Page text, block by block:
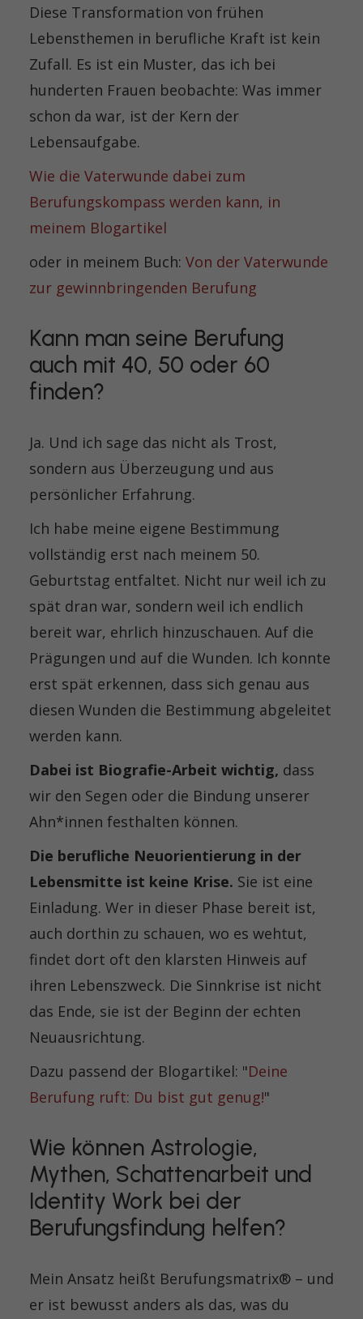
Diese Transformation von frühen
Lebensthemen in berufliche Kraft ist kein
Zufall. Es ist ein Muster, das ich bei
hunderten Frauen beobachte: Was immer
schon da war, ist der Kern der
Lebensaufgabe.
Wie die Vaterwunde dabei zum
Berufungskompass werden kann, in
meinem Blogartikel
oder in meinem Buch: Von der Vaterwunde
zur gewinnbringenden Berufung
Kann man seine Berufung
auch mit 40, 50 oder 60
finden?
Ja. Und ich sage das nicht als Trost,
sondern aus Überzeugung und aus
persönlicher Erfahrung.
Ich habe meine eigene Bestimmung
vollständig erst nach meinem 50.
Geburtstag entfaltet. Nicht nur weil ich zu
spät dran war, sondern weil ich endlich
bereit war, ehrlich hinzuschauen. Auf die
Prägungen und auf die Wunden. Ich konnte
erst spät erkennen, dass sich genau aus
diesen Wunden die Bestimmung abgeleitet
werden kann.
Dabei ist Biografie-Arbeit wichtig, dass
wir den Segen oder die Bindung unserer
Ahn*innen festhalten können.
Die berufliche Neuorientierung in der
Lebensmitte ist keine Krise. Sie ist eine
Einladung. Wer in dieser Phase bereit ist,
auch dorthin zu schauen, wo es wehtut,
findet dort oft den klarsten Hinweis auf
ihren Lebenszweck. Die Sinnkrise ist nicht
das Ende, sie ist der Beginn der echten
Neuausrichtung.
Dazu passend der Blogartikel: "Deine
Berufung ruft: Du bist gut genug!"
Wie können Astrologie,
Mythen, Schattenarbeit und
Identity Work bei der
Berufungsfindung helfen?
Mein Ansatz heißt Berufungsmatrix® – und
er ist bewusst anders als das, was du